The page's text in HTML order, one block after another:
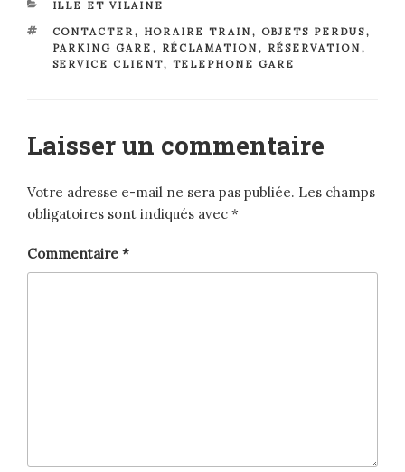
CATÉGORIES
ILLE ET VILAINE
ÉTIQUETTES
CONTACTER, HORAIRE TRAIN , OBJETS PERDUS,
PARKING GARE , RÉCLAMATION , RÉSERVATION ,
SERVICE CLIENT, TELEPHONE GARE
Laisser un commentaire
Votre adresse e-mail ne sera pas publiée. Les champs
obligatoires sont indiqués avec *
Commentaire *